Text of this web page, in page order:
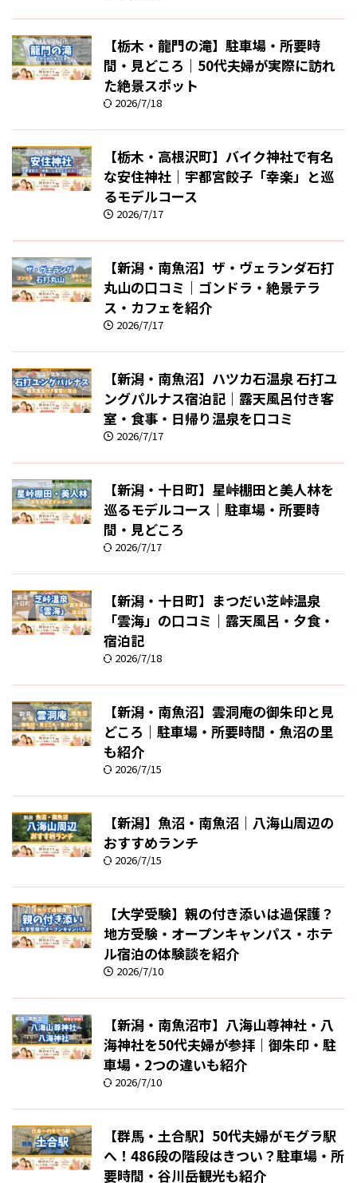
【栃木・龍門の滝】駐車場・所要時
間・見どころ｜50代夫婦が実際に訪れ
た絶景スポット
2026/7/18
【栃木・高根沢町】バイク神社で有名
な安住神社｜宇都宮餃子「幸楽」と巡
るモデルコース
2026/7/17
【新潟・南魚沼】ザ・ヴェランダ石打
丸山の口コミ｜ゴンドラ・絶景テラ
ス・カフェを紹介
2026/7/17
【新潟・南魚沼】ハツカ石温泉 石打ユ
ングパルナス宿泊記｜露天風呂付き客
室・食事・日帰り温泉を口コミ
2026/7/17
【新潟・十日町】星峠棚田と美人林を
巡るモデルコース｜駐車場・所要時
間・見どころ
2026/7/17
【新潟・十日町】まつだい芝峠温泉
「雲海」の口コミ｜露天風呂・夕食・
宿泊記
2026/7/18
【新潟・南魚沼】雲洞庵の御朱印と見
どころ｜駐車場・所要時間・魚沼の里
も紹介
2026/7/15
【新潟】魚沼・南魚沼｜八海山周辺の
おすすめランチ
2026/7/15
【大学受験】親の付き添いは過保護？
地方受験・オープンキャンパス・ホテ
ル宿泊の体験談を紹介
2026/7/10
【新潟・南魚沼市】八海山尊神社・八
海神社を50代夫婦が参拝｜御朱印・駐
車場・2つの違いも紹介
2026/7/10
【群馬・土合駅】50代夫婦がモグラ駅
へ！486段の階段はきつい？駐車場・所
要時間・谷川岳観光も紹介